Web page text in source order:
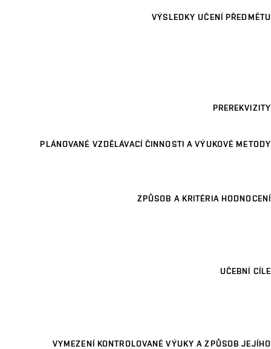
VÝSLEDKY UČENÍ PŘEDMĚTU
PREREKVIZITY
PLÁNOVANÉ VZDĚLÁVACÍ ČINNOSTI A VÝUKOVÉ METODY
ZPŮSOB A KRITÉRIA HODNOCENÍ
UČEBNÍ CÍLE
VYMEZENÍ KONTROLOVANÉ VÝUKY A ZPŮSOB JEJÍHO